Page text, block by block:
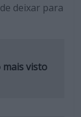
deixar para
mais visto